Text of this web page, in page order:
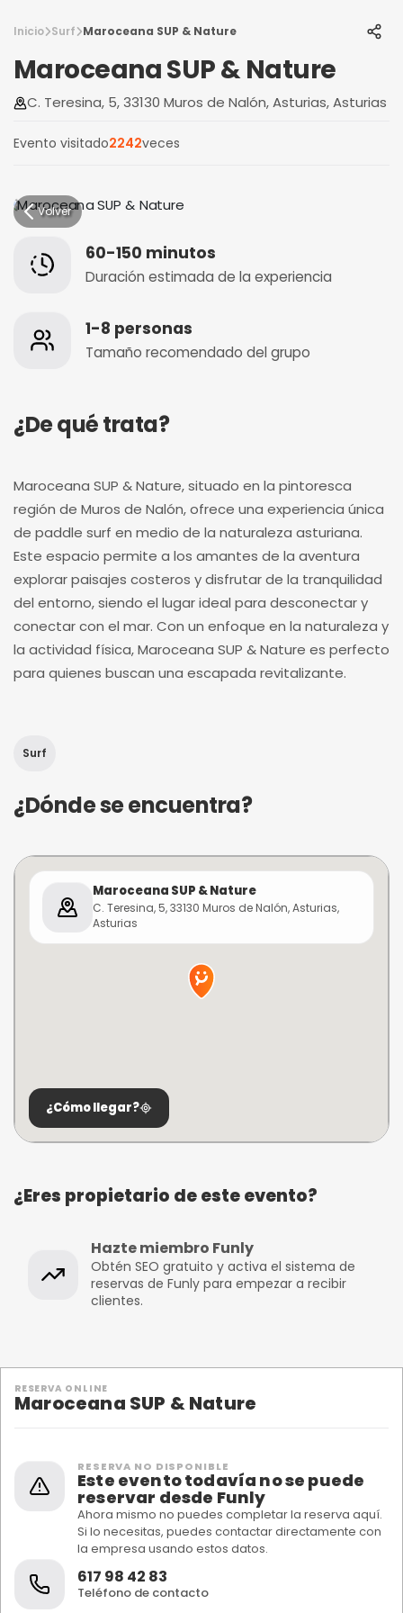
Inicio Surf Maroceana SUP & Nature
Maroceana SUP & Nature
C. Teresina, 5, 33130 Muros de Nalón, Asturias, Asturias
Evento visitado2242veces
Volver
60-150 minutos
Duración estimada de la experiencia
1-8 personas
Tamaño recomendado del grupo
¿De qué trata?
Maroceana SUP & Nature, situado en la pintoresca
región de Muros de Nalón, ofrece una experiencia única
de paddle surf en medio de la naturaleza asturiana.
Este espacio permite a los amantes de la aventura
explorar paisajes costeros y disfrutar de la tranquilidad
del entorno, siendo el lugar ideal para desconectar y
conectar con el mar. Con un enfoque en la naturaleza y
la actividad física, Maroceana SUP & Nature es perfecto
para quienes buscan una escapada revitalizante.
Surf
¿Dónde se encuentra?
Maroceana SUP & Nature
C. Teresina, 5, 33130 Muros de Nalón, Asturias,
Asturias
¿Cómo llegar?
¿Eres propietario de este evento?
Hazte miembro Funly
Obtén SEO gratuito y activa el sistema de
reservas de Funly para empezar a recibir
clientes.
RESERVA ONLINE
Maroceana SUP & Nature
RESERVA NO DISPONIBLE
Este evento todavía no se puede
reservar desde Funly
Ahora mismo no puedes completar la reserva aquí.
Si lo necesitas, puedes contactar directamente con
la empresa usando estos datos.
617 98 42 83
Teléfono de contacto